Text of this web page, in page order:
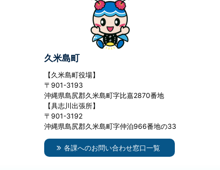
久米島町
【久米島町役場】
〒901-3193
沖縄県島尻郡久米島町字比嘉2870番地
【具志川出張所】
〒901-3192
沖縄県島尻郡久米島町字仲泊966番地の33
各課へのお問い合わせ窓口一覧